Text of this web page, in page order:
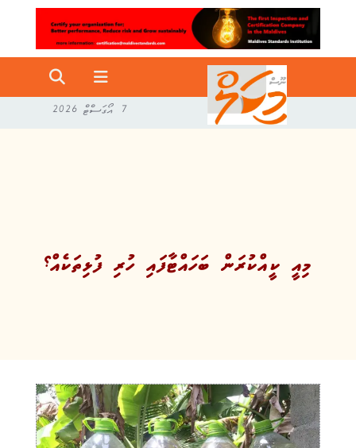
7 އޯގަސްޓް 2026
މިއީ ކީއްކުރަން ބަހައްޓާފައި ހުރި ފުޅިތަކެއް؟